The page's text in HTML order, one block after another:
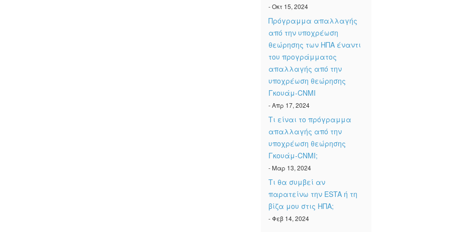
- Οκτ 15, 2024
Πρόγραμμα απαλλαγής
από την υποχρέωση
θεώρησης των ΗΠΑ έναντι
του προγράμματος
απαλλαγής από την
υποχρέωση θεώρησης
Γκουάμ-CNMI
- Απρ 17, 2024
Τι είναι το πρόγραμμα
απαλλαγής από την
υποχρέωση θεώρησης
Γκουάμ-CNMI;
- Μαρ 13, 2024
Τι θα συμβεί αν
παρατείνω την ESTA ή τη
βίζα μου στις ΗΠΑ;
- Φεβ 14, 2024